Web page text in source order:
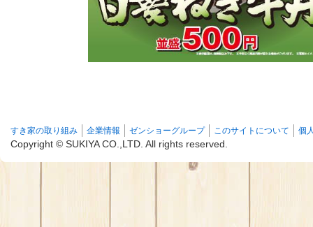
すき家の取り組み 企業情報 ゼンショーグループ このサイトについて 個
Copyright © SUKIYA CO.,LTD. All rights reserved.